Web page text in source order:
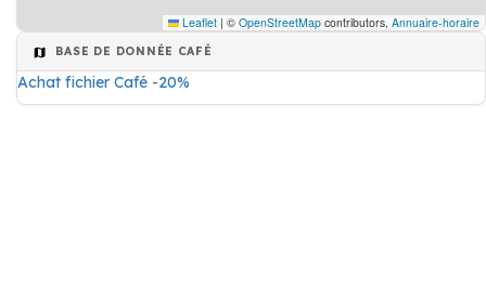
Leaflet | © OpenStreetMap contributors, Annuaire-horaire
BASE DE DONNÉE CAFÉ
Achat fichier Café -20%